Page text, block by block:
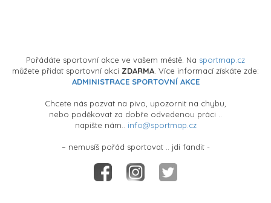
Pořádáte sportovní akce ve vašem městě. Na sportmap.cz
můžete přidat sportovní akci ZDARMA . Více informací získáte zde:
ADMINISTRACE SPORTOVNÍ AKCE
Chcete nás pozvat na pivo, upozornit na chybu,
nebo poděkovat za dobře odvedenou práci ..
napište nám.. info@sportmap.cz
– nemusíš pořád sportovat .. jdi fandit -